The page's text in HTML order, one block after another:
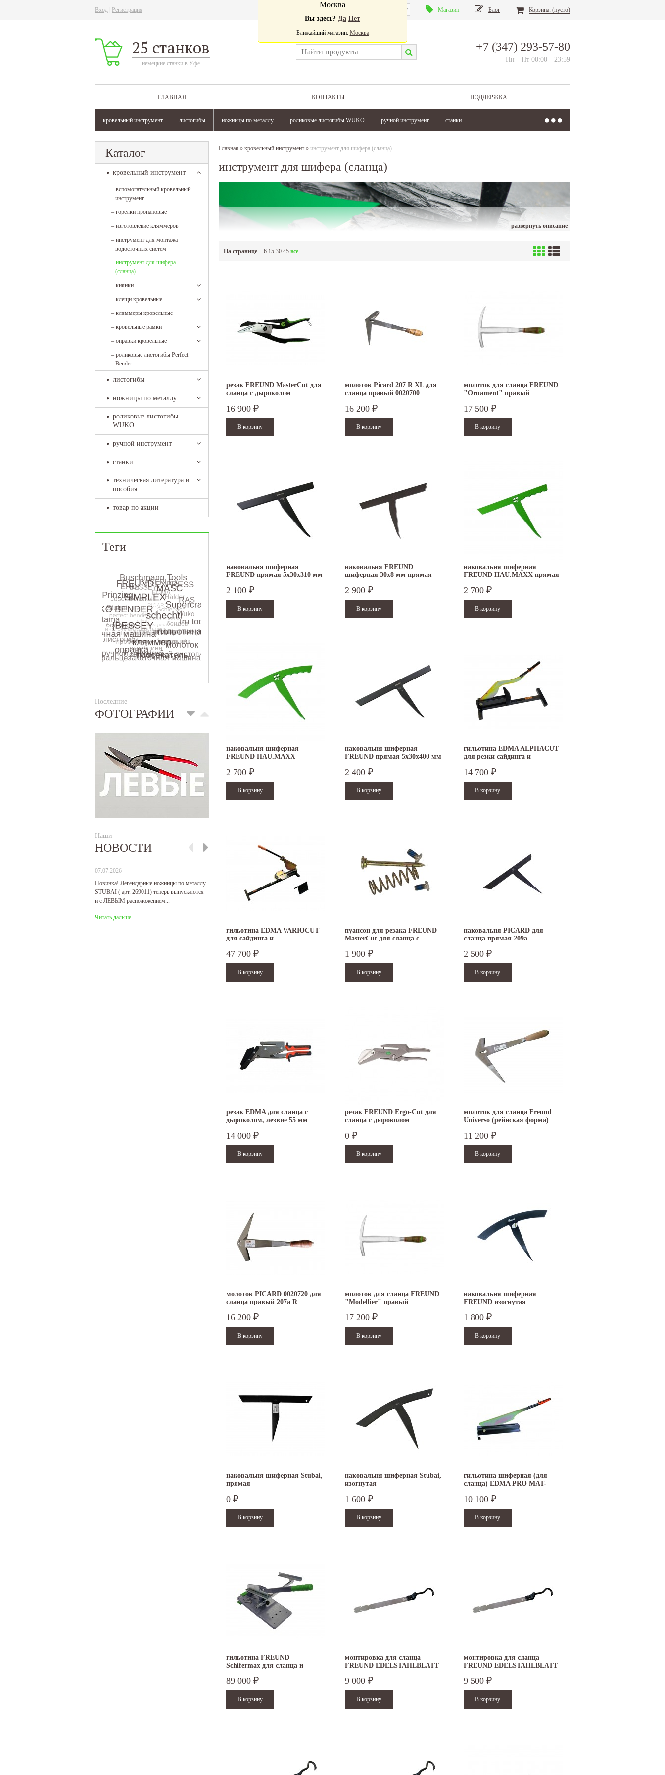
Вход Регистрация Магазин Блог Корзина: (пусто)
25 станков
немецкие станки в Уфе
+7 (347) 293-57-80
Пн—Пт 00:00—23:59
ГЛАВНАЯ КОНТАКТЫ ПОДДЕРЖКА
кровельный инструмент листогибы ножницы по металлу роликовые листогибы WUKO ручной инструмент станки
Москва
Вы здесь? Да Нет
Ближайший магазин: Москва
Каталог
кровельный инструмент
– вспомогательный кровельный
инструмент
– горелки пропановые
– изготовление кляммеров
– инструмент для монтажа
водосточных систем
– инструмент для шифера
(сланца)
– киянки
– клещи кровельные
– кляммеры кровельные
– кровельные рамки
– оправки кровельные
– роликовые листогибы Perfect
Bender
листогибы
ножницы по металлу
роликовые листогибы
WUKO
ручной инструмент
станки
техническая литература и
пособия
товар по акции
Теги
Последние
ФОТОГРАФИИ
Наши
НОВОСТИ
07.07.2026
Новинка! Легендарные ножницы по металлу
STUBAI ( арт. 269011) теперь выпускаются
и с ЛЕВЫМ расположением...
Читать дальше
Режим работы офисов в новогодние
праздники 2025 - 2026 г.: г. Москва: 29, 30
декабря - работаем в...
30.04.2025
30 апреля - работаем в обычном режиме с
01 по 04 мая - выходные дни с 05 по 07 мая
Приглашаем посетить наш стенд на 30-й
Международной промышленной выставке
Главная » кровельный инструмент » инструмент для шифера (сланца)
инструмент для шифера (сланца)
Для монтажа кровельного покрытия из природного шифера (сланца) применяется специальный и достаточно редкий для наших краёв
инструмент - это специальные молотки для сланца, монтировки, наковальни, резаки (ножницы), гильотины для сланца, гильотины для резки
плит (фасадных панелей) из фиброцемента. В Европе широко развито применение этого по истине "вечного" природного кровельного
материала, и с каждым годом в России, таких крыш становится всё больше сланцевая кровля становится популярнее. В этом разделе, мы
предлагаем вам ознакомиться с профессиональным инструментом для обработки и монтажа кровельного сланца ведущих европейских
развернуть описание
На странице 6 15 30 45 все
резак FREUND MasterCut для
сланца с дыроколом
16 900 ₽
молоток Picard 207 R XL для
сланца правый 0020700
16 200 ₽
молоток для сланца FREUND
"Ornament" правый
17 500 ₽
наковальня шиферная
FREUND прямая 5х30х310 мм
2 100 ₽
наковальня FREUND
шиферная 30х8 мм прямая
2 900 ₽
наковальня шиферная
FREUND HAU.MAXX прямая
2 700 ₽
наковальня шиферная
FREUND HAU.MAXX
2 700 ₽
наковальня шиферная
FREUND прямая 5х30х400 мм
2 400 ₽
гильотина EDMA ALPHACUT
для резки сайдинга и
14 700 ₽
гильотина EDMA VARIOCUT
для сайдинга и
47 700 ₽
пуансон для резака FREUND
MasterCut для сланца с
1 900 ₽
наковальня PICARD для
сланца прямая 209a
2 500 ₽
резак EDMA для сланца с
дыроколом, лезвие 55 мм
14 000 ₽
резак FREUND Ergo-Cut для
сланца с дыроколом
0 ₽
молоток для сланца Freund
Universo (рейнская форма)
11 200 ₽
молоток PICARD 0020720 для
сланца правый 207a R
16 200 ₽
молоток для сланца FREUND
"Modellier" правый
17 200 ₽
наковальня шиферная
FREUND изогнутая
1 800 ₽
наковальня шиферная Stubai,
прямая
0 ₽
наковальня шиферная Stubai,
изогнутая
1 600 ₽
гильотина шиферная (для
сланца) EDMA PRO MAT-
10 100 ₽
гильотина FREUND
Schifermax для сланца и
89 000 ₽
монтировка для сланца
FREUND EDELSTAHLBLATT
9 000 ₽
монтировка для сланца
FREUND EDELSTAHLBLATT
9 500 ₽